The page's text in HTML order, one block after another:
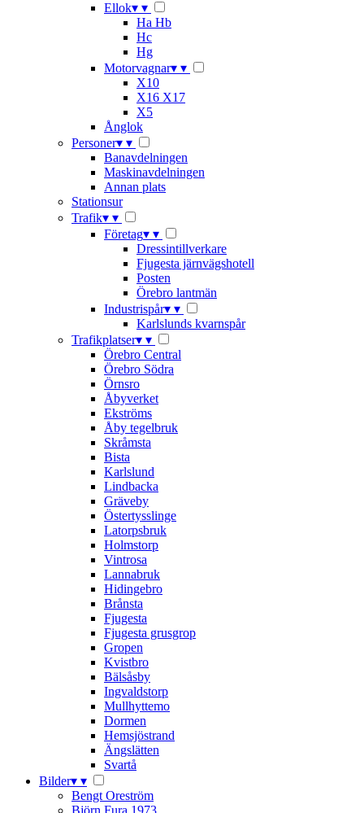
Ellok▾ ▾
Ha Hb
Hc
Hg
Motorvagnar▾ ▾
X10
X16 X17
X5
Ånglok
Personer▾ ▾
Banavdelningen
Maskinavdelningen
Annan plats
Stationsur
Trafik▾ ▾
Företag▾ ▾
Dressintillverkare
Fjugesta järnvägshotell
Posten
Örebro lantmän
Industrispår▾ ▾
Karlslunds kvarnspår
Trafikplatser▾ ▾
Örebro Central
Örebro Södra
Örnsro
Åbyverket
Ekströms
Åby tegelbruk
Skråmsta
Bista
Karlslund
Lindbacka
Gräveby
Östertysslinge
Latorpsbruk
Holmstorp
Vintrosa
Lannabruk
Hidingebro
Brånsta
Fjugesta
Fjugesta grusgrop
Gropen
Kvistbro
Bälsåsby
Ingvaldstorp
Mullhyttemo
Dormen
Hemsjöstrand
Ängslätten
Svartå
Bilder▾ ▾
Bengt Oreström
Björn Fura 1973